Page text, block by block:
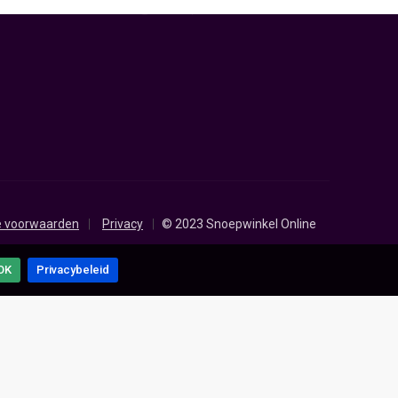
Privacybeleid
van topkwaliteit — een erfgoed dat zichtbaar is in elk
tot een tijdloze klassieker die generaties
is niet alleen lekker — het ziet er ook
voorwaarden Privacy © 2023 Snoepwinkel Online